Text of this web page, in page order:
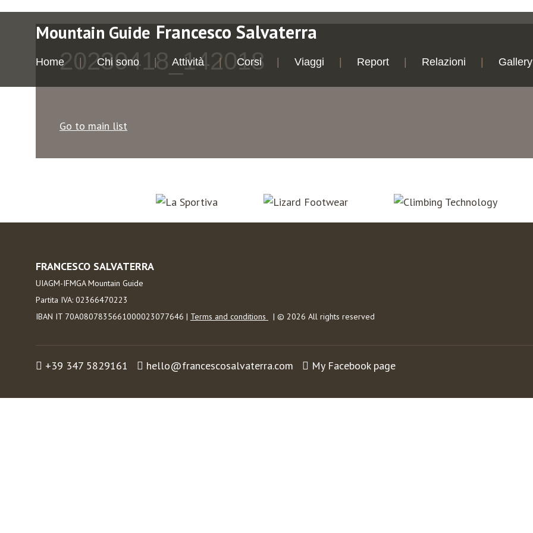
Mountain Guide Francesco Salvaterra
Home Chi sono Attività Corsi Viaggi Report Relazioni Gallery
20230418_142018
Go to main list
FRANCESCO SALVATERRA
UIAGM-IFMGA Mountain Guide
Partita IVA: 02366470223
IBAN IT 70A0807835661000023077646 | Terms and conditions | © 2026 All rights reserved
+39 347 5829161 hello@francescosalvaterra.com My Facebook page